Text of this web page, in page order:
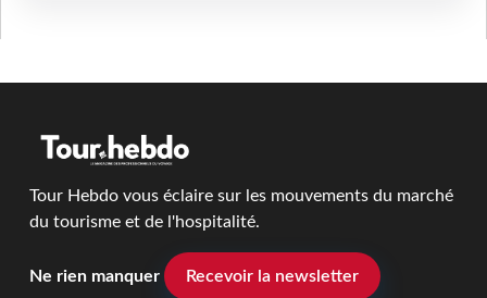
Tour Hebdo vous éclaire sur les mouvements du marché
du tourisme et de l'hospitalité.
Ne rien manquer Recevoir la newsletter